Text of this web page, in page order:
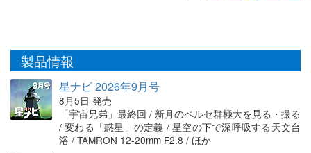
製品情報
星ナビ 2026年9月号
8月5日 発売
「宇宙兄弟」最終回 / 新月のペルセ群極大を見る・撮る
/ 変わる「惑星」の定義 / 星空の下で深呼吸する天文台
浴 / TAMRON 12-20mm F2.8 / ほか